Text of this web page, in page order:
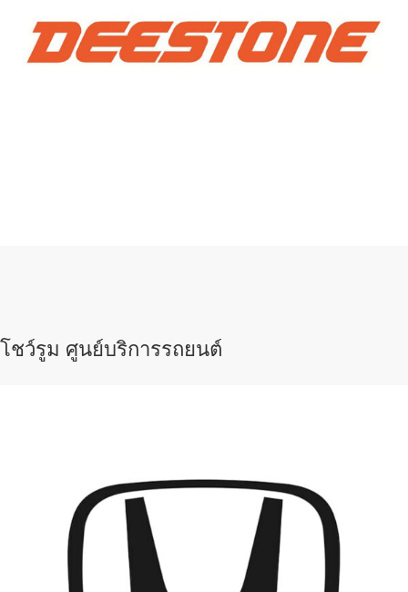
โชว์รูม ศูนย์บริการรถยนต์